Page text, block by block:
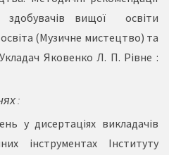
здобувачів вищої освіти
(Музичне мистецтво) та
Яковенко Л. П. Рівне :
:
у дисертаціях викладачів
інструментах Інституту